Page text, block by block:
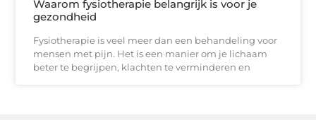
Waarom fysiotherapie belangrijk is voor je
gezondheid
Fysiotherapie is veel meer dan een behandeling voor
mensen met pijn. Het is een manier om je lichaam
beter te begrijpen, klachten te verminderen en